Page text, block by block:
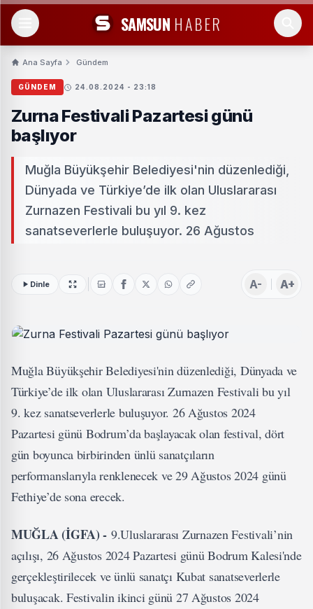
SAMSUN HABER
Ana Sayfa Gündem
GÜNDEM 24.08.2024 - 23:18
Zurna Festivali Pazartesi günü
başlıyor
Muğla Büyükşehir Belediyesi'nin düzenlediği,
Dünyada ve Türkiye’de ilk olan Uluslararası
Zurnazen Festivali bu yıl 9. kez
sanatseverlerle buluşuyor. 26 Ağustos
Dinle A- A+
Muğla Büyükşehir Belediyesi'nin düzenlediği, Dünyada ve
Türkiye’de ilk olan Uluslararası Zurnazen Festivali bu yıl
9. kez sanatseverlerle buluşuyor. 26 Ağustos 2024
Pazartesi günü Bodrum’da başlayacak olan festival, dört
gün boyunca birbirinden ünlü sanatçıların
performanslarıyla renklenecek ve 29 Ağustos 2024 günü
Fethiye’de sona erecek.
MUĞLA (İGFA) - 9.Uluslararası Zurnazen Festivali’nin
açılışı, 26 Ağustos 2024 Pazartesi günü Bodrum Kalesi'nde
gerçekleştirilecek ve ünlü sanatçı Kubat sanatseverlerle
buluşacak. Festivalin ikinci günü 27 Ağustos 2024